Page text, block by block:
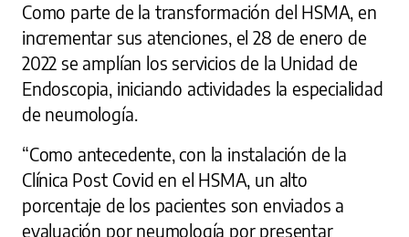
Como parte de la transformación del HSMA, en
incrementar sus atenciones, el 28 de enero de
2022 se amplían los servicios de la Unidad de
Endoscopia, iniciando actividades la especialidad
de neumología.
“Como antecedente, con la instalación de la
Clínica Post Covid en el HSMA, un alto
porcentaje de los pacientes son enviados a
evaluación por neumología por presentar